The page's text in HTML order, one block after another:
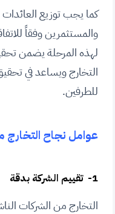
كما يجب توزيع
والمستثمرين وفقاً
لهذه المرحلة يضمن
التخارج ويساعد في
للطرفين.
عوامل نجاح التخارج
1- تقييم الشركة بدقة
التخارج من الشركات